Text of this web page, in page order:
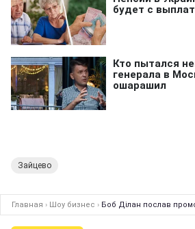
Зайцево
Главная › Шоу бизнес › Боб Ділан послав